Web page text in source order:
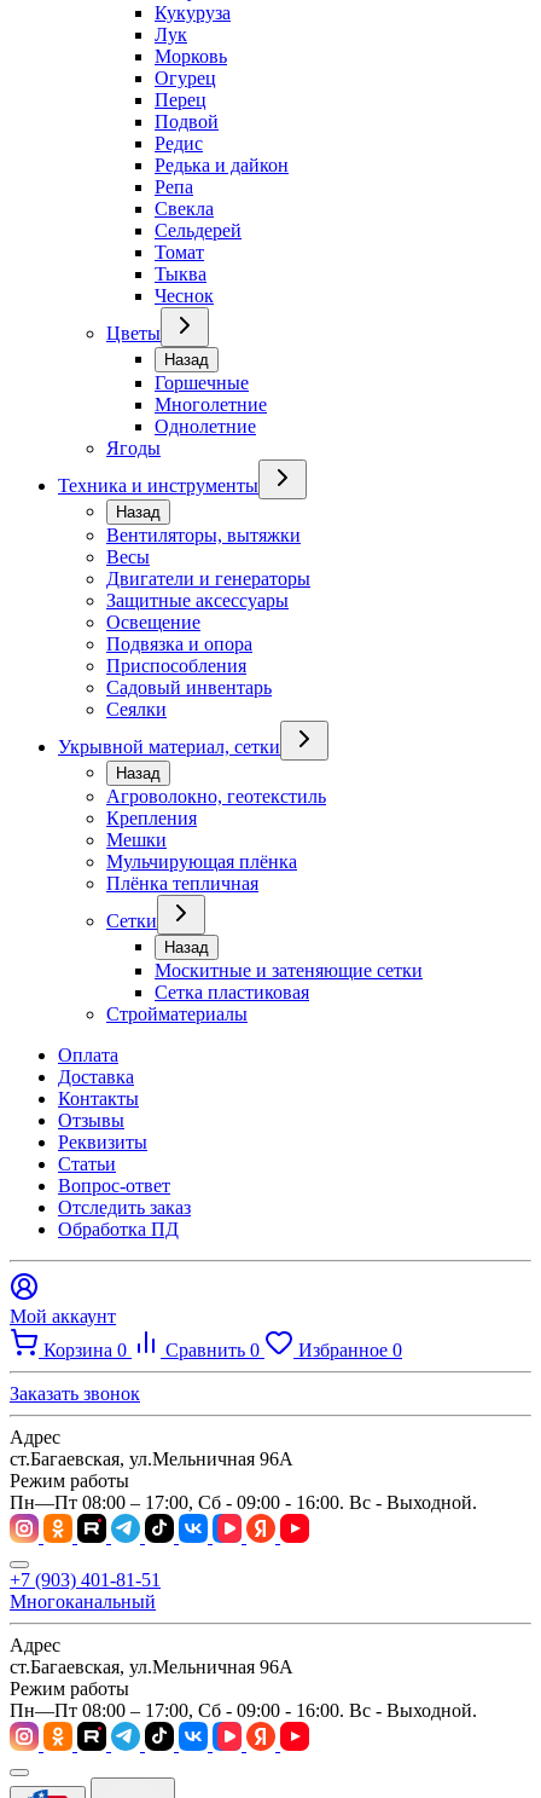
Кукуруза
Лук
Морковь
Огурец
Перец
Подвой
Редис
Редька и дайкон
Репа
Свекла
Сельдерей
Томат
Тыква
Чеснок
Цветы
Назад
Горшечные
Многолетние
Однолетние
Ягоды
Техника и инструменты
Назад
Вентиляторы, вытяжки
Весы
Двигатели и генераторы
Защитные аксессуары
Освещение
Подвязка и опора
Приспособления
Садовый инвентарь
Сеялки
Укрывной материал, сетки
Назад
Агроволокно, геотекстиль
Крепления
Мешки
Мульчирующая плёнка
Плёнка тепличная
Сетки
Назад
Москитные и затеняющие сетки
Сетка пластиковая
Стройматериалы
Оплата
Доставка
Контакты
Отзывы
Реквизиты
Статьи
Вопрос-ответ
Отследить заказ
Обработка ПД
Мой аккаунт
Корзина 0 Сравнить 0 Избранное 0
Заказать звонок
Адрес
ст.Багаевская, ул.Мельничная 96А
Режим работы
Пн—Пт 08:00 – 17:00, Сб - 09:00 - 16:00. Вс - Выходной.
+7 (903) 401-81-51
Многоканальный
Адрес
ст.Багаевская, ул.Мельничная 96А
Режим работы
Пн—Пт 08:00 – 17:00, Сб - 09:00 - 16:00. Вс - Выходной.